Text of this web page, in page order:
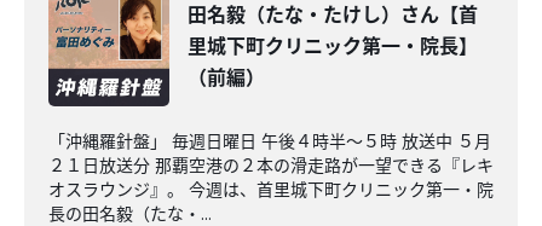
田名毅（たな・たけし）さん【首
里城下町クリニック第一・院長】
（前編）
「沖縄羅針盤」 毎週日曜日 午後４時半～５時 放送中 ５月
２１日放送分 那覇空港の２本の滑走路が一望できる『レキ
オスラウンジ』。 今週は、首里城下町クリニック第一・院
長の田名毅（たな・...